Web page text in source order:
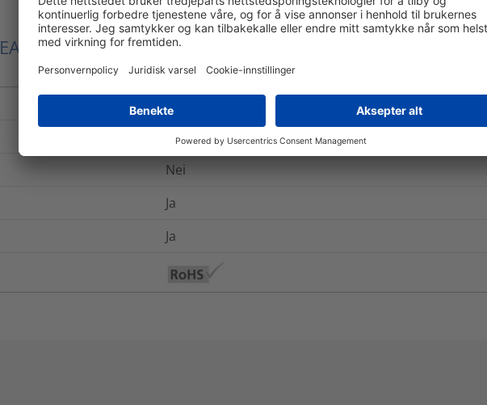
EAN / El.nr. / Pakning
UL94 V0 (3 mm)
-55 °C til +240 °C
Nei
Ja
Ja